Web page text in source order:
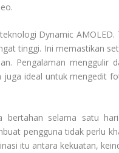
Dynamic
tinggi. Ini memastikan
Pengalaman menggulir
ideal untuk mengedit
selama satu
pengguna tidak perlu
itu antara kekuatan,